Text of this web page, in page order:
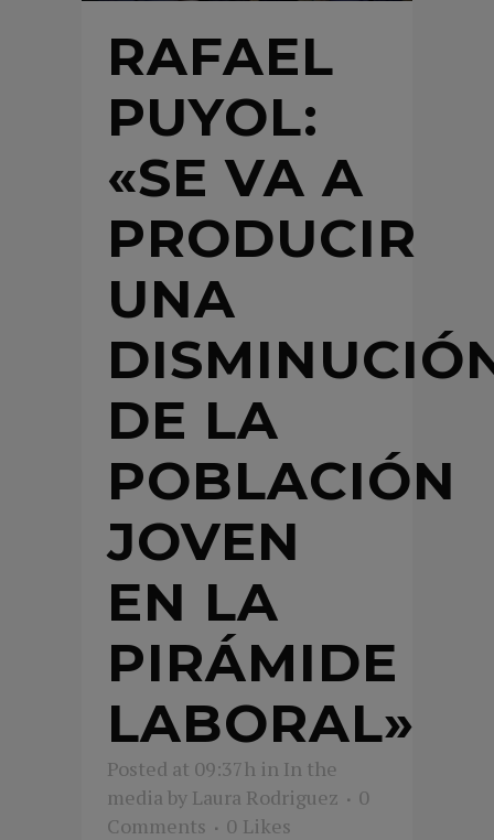
RAFAEL
PUYOL:
«SE VA A
PRODUCIR
UNA
DE LA
POBLACIÓN
JOVEN
EN LA
PIRÁMIDE
LABORAL»
Posted at 09:37h in In the
media by Laura Rodriguez
0
Comments
0 Likes